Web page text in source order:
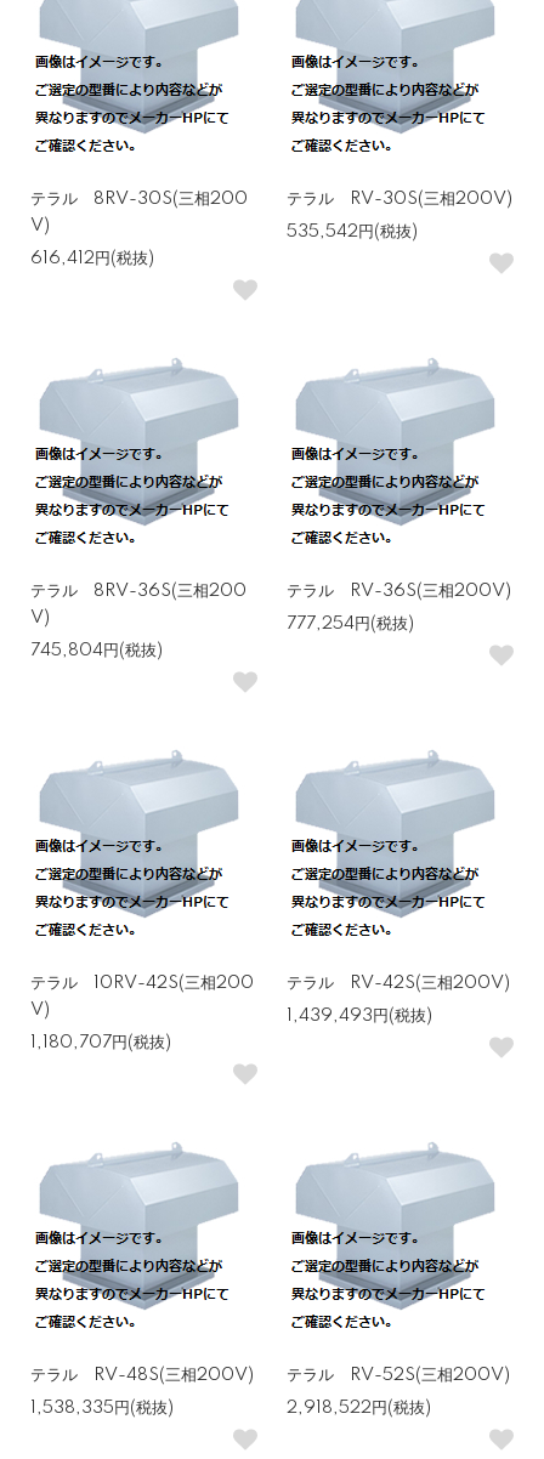
テラル 8RV-30S(三相200
V)
616,412円(税抜)
テラル RV-30S(三相200V)
535,542円(税抜)
テラル 8RV-36S(三相200
V)
745,804円(税抜)
テラル RV-36S(三相200V)
777,254円(税抜)
テラル 10RV-42S(三相200
V)
1,180,707円(税抜)
テラル RV-42S(三相200V)
1,439,493円(税抜)
テラル RV-48S(三相200V)
1,538,335円(税抜)
テラル RV-52S(三相200V)
2,918,522円(税抜)